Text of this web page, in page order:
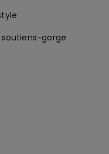
soutiens-gorge